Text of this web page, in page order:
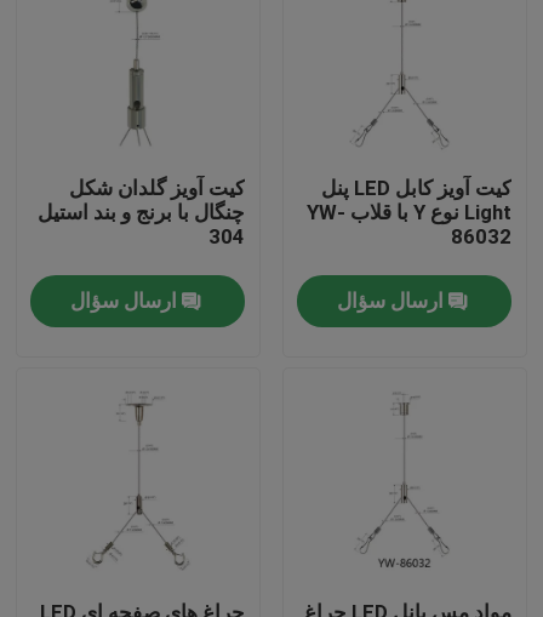
صفحه اصلی
فیلم های
کیت آویز کابل LED پنل
Light نوع Y با قلاب YW-
86032
ارسال سؤال
کیت آویز گلدان شکل
چنگال با برنج و بند استیل
304
ارسال سؤال